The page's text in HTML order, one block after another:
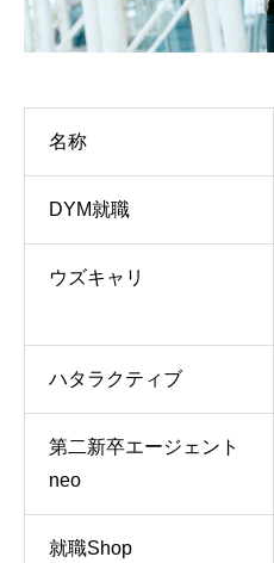
名称
DYM就職
ウズキャリ
ハタラクティブ
第二新卒エージェント
neo
就職Shop